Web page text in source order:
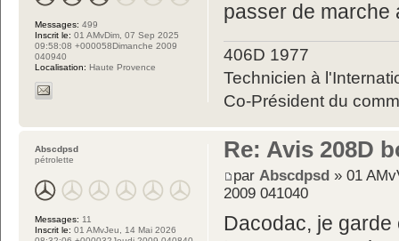
passer de marche
406D 1977
Technicien à
Co-Président du
Messages: 499
Inscrit le: 01 AMvDim, 07 Sep 2025
09:58:08 +000058Dimanche 2009
040940
Localisation: Haute Provence
Re: Avis 208D
parAbscdpsd » 01
2009 041040
Dacodac, je
Abscdpsd
pétrolette
Messages: 11
Inscrit le: 01 AMvJeu, 14 Mai 2026